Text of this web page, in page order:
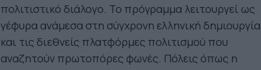
πολιτιστικό διάλογο. Το πρόγραμμα λειτουργεί ως
γέφυρα ανάμεσα στη σύγχρονη ελληνική δημιουργία
και τις διεθνείς πλατφόρμες πολιτισμού που
αναζητούν πρωτοπόρες φωνές. Πόλεις όπως η